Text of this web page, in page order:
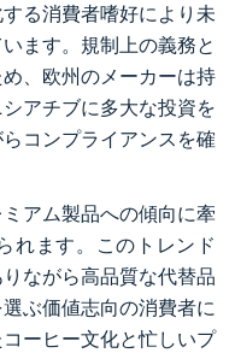
る消費者嗜好により未
ます。規制上の義務と
、欧州のメーカーは持
アチブに多大な投資を
コンプライアンスを確
アム製品への傾向に牽
れます。このトレンド
ながら高品質な代替品
ぶ価値志向の消費者に
ーヒー文化と忙しいプ